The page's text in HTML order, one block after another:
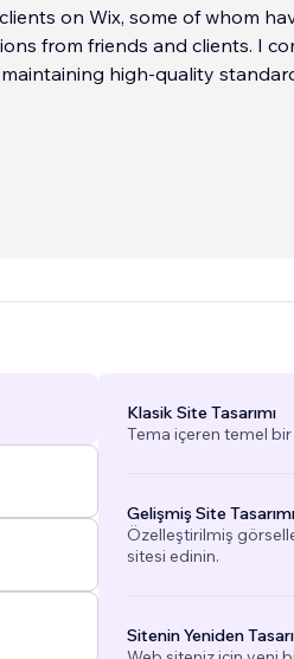
on Wix, some of whom
from friends and clients. I
high-quality
Klasik Site Tasarımı
Tema içeren temel
Gelişmiş Site Tasarımı
Özelleştirilmiş
sitesi edinin.
Sitenin Yeniden